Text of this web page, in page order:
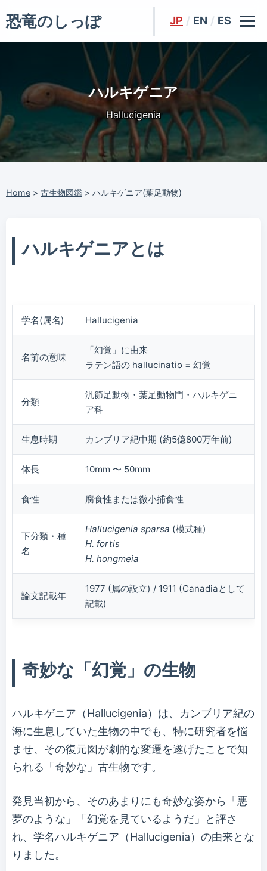
恐竜のしっぽ JP / EN / ES
ハルキゲニア
Hallucigenia
Home > 古生物図鑑 > ハルキゲニア(葉足動物)
ハルキゲニアとは
学名(属名) Hallucigenia
名前の意味
「幻覚」に由来
ラテン語の hallucinatio = 幻覚
分類
汎節足動物・葉足動物門・ハルキゲニ
ア科
生息時期 カンブリア紀中期 (約5億800万年前)
体長 10mm 〜 50mm
食性 腐食性または微小捕食性
下分類・種
名
Hallucigenia sparsa (模式種)
H. fortis
H. hongmeia
論文記載年
1977 (属の設立) / 1911 (Canadiaとして
記載)
奇妙な「幻覚」の生物
ハルキゲニア（Hallucigenia）は、カンブリア紀の
海に生息していた生物の中でも、特に研究者を悩
ませ、その復元図が劇的な変遷を遂げたことで知
られる「奇妙な」古生物です。
発見当初から、そのあまりにも奇妙な姿から「悪
夢のような」「幻覚を見ているようだ」と評さ
れ、学名ハルキゲニア（Hallucigenia）の由来とな
りました。